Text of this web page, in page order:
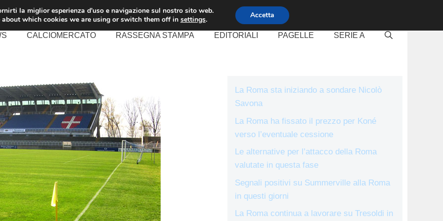
CALCIOMERCATO RASSEGNA STAMPA EDITORIALI PAGELLE SERIE A
La Roma sta iniziando a sondare Nicolò
Savona
La Roma ha fissato il prezzo per Koné
verso l’eventuale cessione
Le alternative per l’attacco della Roma
valutate in questa fase
Segnali positivi su Summerville alla Roma
in questi giorni
La Roma continua a lavorare su Tresoldi in
la miglior esperienza d'uso e navigazione sul nostro sito web.
about which cookies we are using or switch them off in settings. Accetta